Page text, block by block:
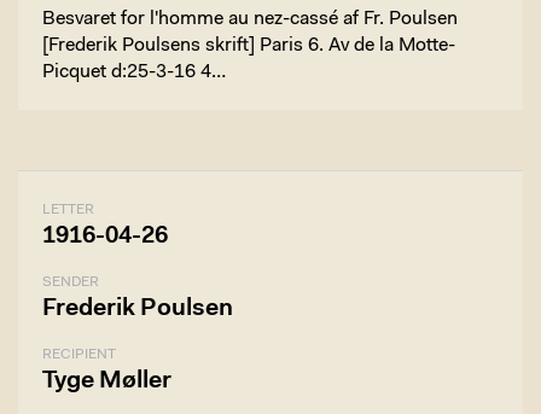
Besvaret for l'homme au nez-cassé af Fr. Poulsen
[Frederik Poulsens skrift] Paris 6. Av de la Motte-
Picquet d:25-3-16 4…
LETTER
1916-04-26
SENDER
Frederik Poulsen
RECIPIENT
Tyge Møller